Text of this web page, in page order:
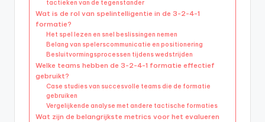
tactieken van de tegenstander
Wat is de rol van spelintelligentie in de 3-2-4-1
formatie?
Het spel lezen en snel beslissingen nemen
Belang van spelerscommunicatie en positionering
Besluitvormingsprocessen tijdens wedstrijden
Welke teams hebben de 3-2-4-1 formatie effectief
gebruikt?
Case studies van succesvolle teams die de formatie
gebruiken
Vergelijkende analyse met andere tactische formaties
Wat zijn de belangrijkste metrics voor het evalueren